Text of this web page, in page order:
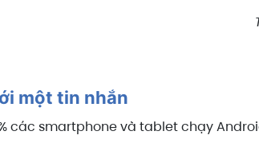
một tin nhắn
các smartphone và tablet chạy